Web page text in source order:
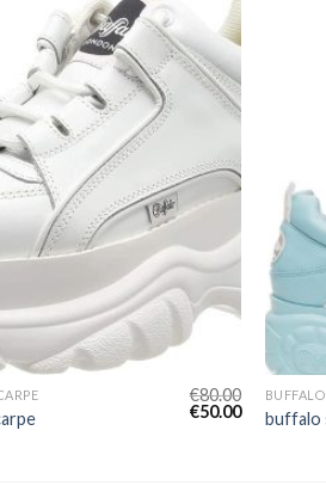
€80.00
€50.00 buffalo